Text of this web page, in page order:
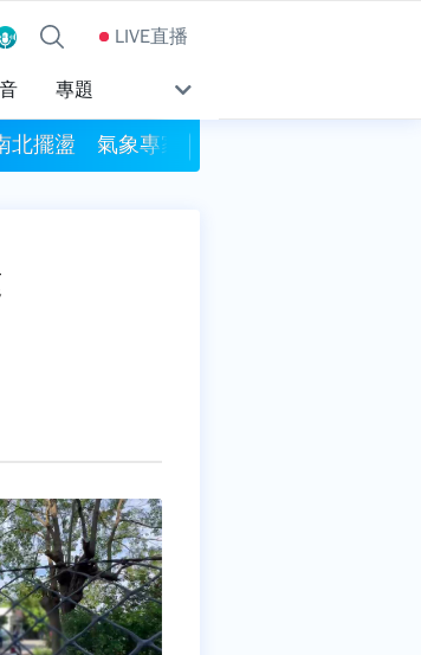
LIVE直播
專題
北擺盪 氣象專家：與雙眼牆結構有關